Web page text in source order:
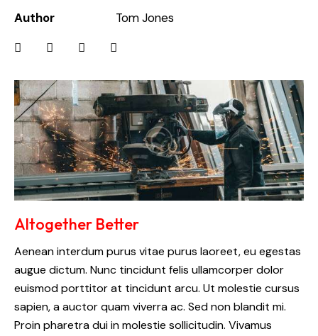
Author
Tom Jones
Altogether Better
Aenean interdum purus vitae purus laoreet, eu egestas
augue dictum. Nunc tincidunt felis ullamcorper dolor
euismod porttitor at tincidunt arcu. Ut molestie cursus
sapien, a auctor quam viverra ac. Sed non blandit mi.
Proin pharetra dui in molestie sollicitudin. Vivamus